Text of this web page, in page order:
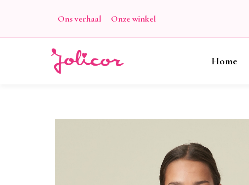
Ons verhaal Onze winkel
Home